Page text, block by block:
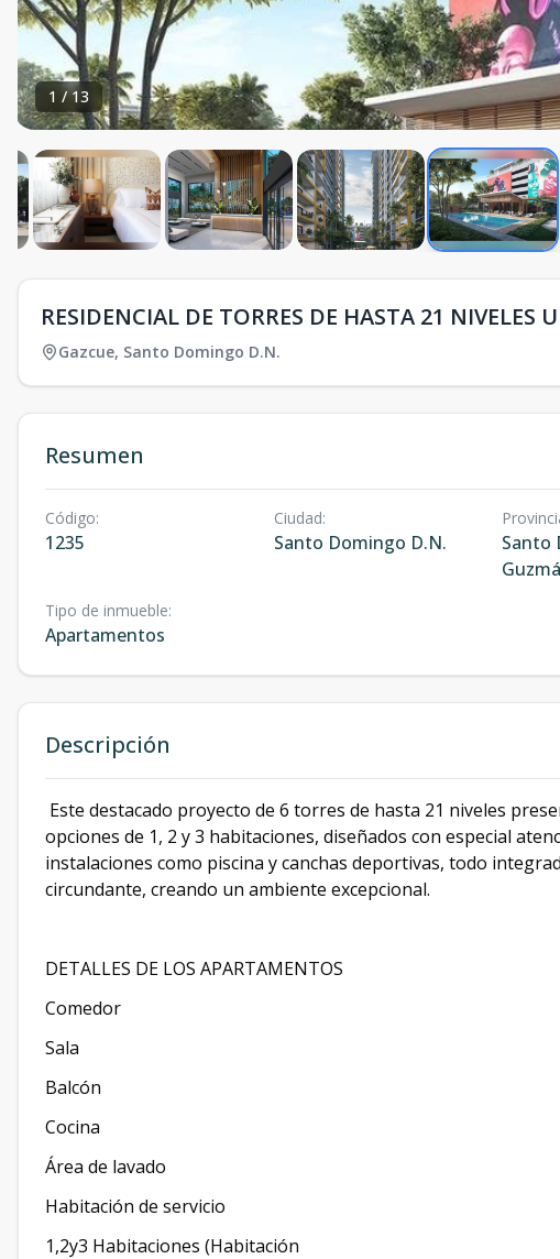
1 /13
RESIDENCIAL DE TORRES DE HASTA 21 NIVELES
Gazcue, Santo Domingo D.N.
Resumen
Código:
1235
Ciudad:
Santo Domingo D.N.
Santo
Tipo de inmueble:
Apartamentos
Descripción
Este destacado proyecto de 6 torres de hasta 21 niveles
opciones de 1, 2 y 3 habitaciones, diseñados con especial
instalaciones como piscina y canchas deportivas, todo
circundante, creando un ambiente excepcional.
DETALLES DE LOS APARTAMENTOS
Comedor
Sala
Balcón
Cocina
Área de lavado
Habitación de servicio
1,2y3 Habitaciones (Habitación